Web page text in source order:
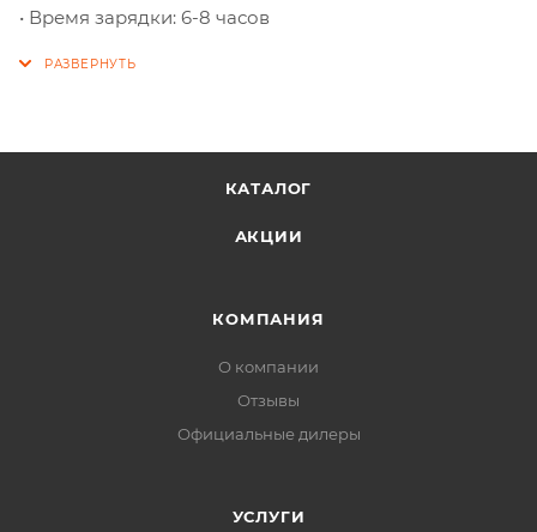
• Время зарядки: 6-8 часов
КАТАЛОГ
АКЦИИ
КОМПАНИЯ
О компании
Отзывы
Официальные дилеры
УСЛУГИ